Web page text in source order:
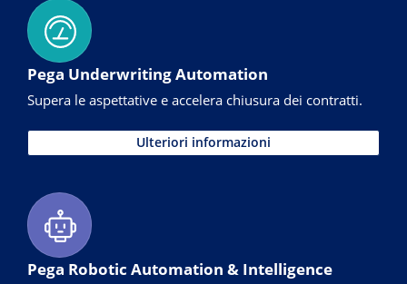
Pega Underwriting Automation
Supera le aspettative e accelera chiusura dei contratti.
Ulteriori informazioni
Pega Robotic Automation & Intelligence